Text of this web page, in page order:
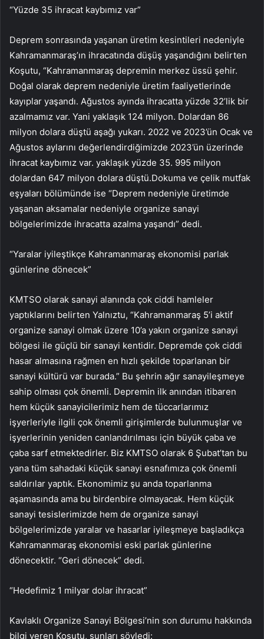
“Yüzde 35 ihracat kaybımız var”
Deprem sonrasında yaşanan üretim kesintileri nedeniyle
Kahramanmaraş’ın ihracatında düşüş yaşandığını belirten
Koşutu, “Kahramanmaraş depremin merkez üssü şehir.
Doğal olarak deprem nedeniyle üretim faaliyetlerinde
kayıplar yaşandı. Ağustos ayında ihracatta yüzde 32’lik bir
azalmamız var. Yani yaklaşık 124 milyon. Dolardan 86
milyon dolara düştü aşağı yukarı. 2022 ve 2023’ün Ocak ve
Ağustos aylarını değerlendirdiğimizde 2023’ün üzerinde
ihracat kaybımız var. yaklaşık yüzde 35. 995 milyon
dolardan 647 milyon dolara düştü.Dokuma ve çelik mutfak
eşyaları bölümünde ise “Deprem nedeniyle üretimde
yaşanan aksamalar nedeniyle organize sanayi
bölgelerimizde ihracatta azalma yaşandı” dedi.
“Yaralar iyileştikçe Kahramanmaraş ekonomisi parlak
günlerine dönecek”
KMTSO olarak sanayi alanında çok ciddi hamleler
yaptıklarını belirten Yalnıztu, “Kahramanmaraş 5’i aktif
organize sanayi olmak üzere 10’a yakın organize sanayi
bölgesi ile güçlü bir sanayi kentidir. Depremde çok ciddi
hasar almasına rağmen en hızlı şekilde toparlanan bir
sanayi kültürü var burada.” Bu şehrin ağır sanayileşmeye
sahip olması çok önemli. Depremin ilk anından itibaren
hem küçük sanayicilerimiz hem de tüccarlarımız
işyerleriyle ilgili çok önemli girişimlerde bulunmuşlar ve
işyerlerinin yeniden canlandırılması için büyük çaba ve
çaba sarf etmektedirler. Biz KMTSO olarak 6 Şubat’tan bu
yana tüm sahadaki küçük sanayi esnafımıza çok önemli
saldırılar yaptık. Ekonomimiz şu anda toparlanma
aşamasında ama bu birdenbire olmayacak. Hem küçük
sanayi tesislerimizde hem de organize sanayi
bölgelerimizde yaralar ve hasarlar iyileşmeye başladıkça
Kahramanmaraş ekonomisi eski parlak günlerine
dönecektir. “Geri dönecek” dedi.
“Hedefimiz 1 milyar dolar ihracat”
Kavlaklı Organize Sanayi Bölgesi’nin son durumu hakkında
bilgi veren Koşutu, şunları söyledi: